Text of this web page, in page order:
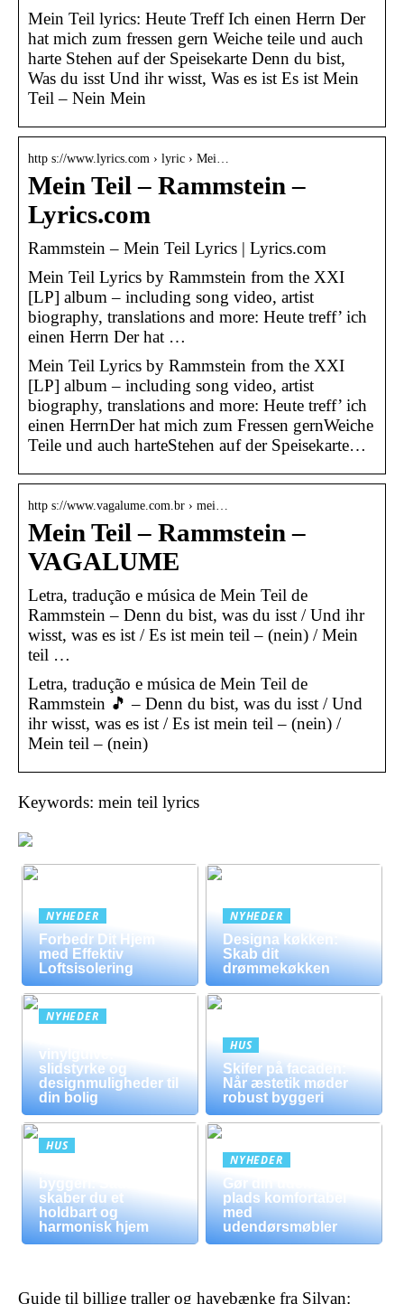
Mein Teil lyrics: Heute Treff Ich einen Herrn Der
hat mich zum fressen gern Weiche teile und auch
harte Stehen auf der Speisekarte Denn du bist,
Was du isst Und ihr wisst, Was es ist Es ist Mein
Teil – Nein Mein
http s://www.lyrics.com › lyric › Mei…
Mein Teil – Rammstein –
Lyrics.com
Rammstein – Mein Teil Lyrics | Lyrics.com
Mein Teil Lyrics by Rammstein from the XXI
[LP] album – including song video, artist
biography, translations and more: Heute treff’ ich
einen Herrn Der hat …
Mein Teil Lyrics by Rammstein from the XXI
[LP] album – including song video, artist
biography, translations and more: Heute treff’ ich
einen HerrnDer hat mich zum Fressen gernWeiche
Teile und auch harteStehen auf der Speisekarte…
http s://www.vagalume.com.br › mei…
Mein Teil – Rammstein –
VAGALUME
Letra, tradução e música de Mein Teil de
Rammstein – Denn du bist, was du isst / Und ihr
wisst, was es ist / Es ist mein teil – (nein) / Mein
teil …
Letra, tradução e música de Mein Teil de
Rammstein 🎵 – Denn du bist, was du isst / Und
ihr wisst, was es ist / Es ist mein teil – (nein) /
Mein teil – (nein)
Keywords: mein teil lyrics
NYHEDER
Forbedr Dit Hjem
med Effektiv
Loftsisolering
NYHEDER
Designa køkken:
Skab dit
drømmekøkken
NYHEDER
vinylgulve:
slidstyrke og
designmuligheder til
din bolig
HUS
Skifer på facaden:
Når æstetik møder
robust byggeri
HUS
byggeri: Sådan
skaber du et
holdbart og
harmonisk hjem
NYHEDER
Gør din udendørs
plads komfortabel
med
udendørsmøbler
Guide til billige traller og havebænke fra Silvan: